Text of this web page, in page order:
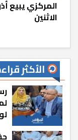
الاثنين
الأكثر